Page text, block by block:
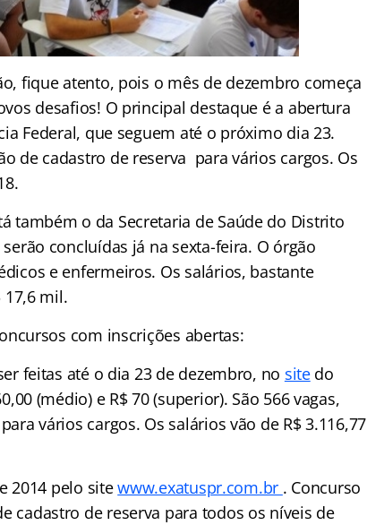
fique atento, pois o mês de dezembro começa
desafios! O principal destaque é a abertura
Federal, que seguem até o próximo dia 23.
de cadastro de reserva para vários cargos. Os
também o da Secretaria de Saúde do Distrito
concluídas já na sexta-feira. O órgão
e enfermeiros. Os salários, bastante
17,6 mil.
com inscrições abertas:
feitas até o dia 23 de dezembro, no sitedo
(médio) e R$ 70 (superior). São 566 vagas,
vários cargos. Os salários vão de R$ 3.116,77
2014 pelo sitewww.exatuspr.com.br . Concurso
cadastro de reserva para todos os níveis de